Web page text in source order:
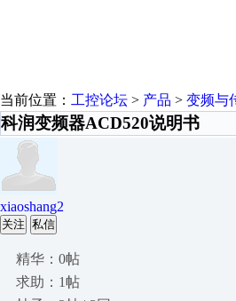
当前位置： 工控论坛 > 产品 > 变频与
科润变频器ACD520说明书
xiaoshang2
关注 私信
精华：0帖
求助：1帖